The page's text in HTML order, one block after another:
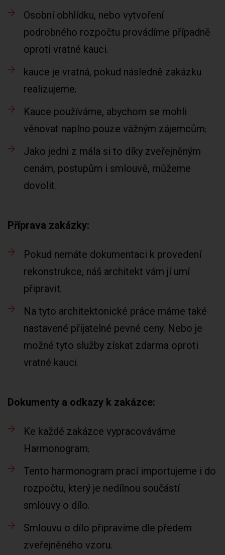
Osobní obhlídku, nebo vytvoření
podrobného rozpočtu provádíme případně
oproti vratné kauci
kauce je vratná, pokud následně zakázku
realizujeme
Kauce používáme, abychom se mohli
věnovat naplno pouze vážným zájemcům
Jako jedni z mála si to díky zveřejněným
cenám, postupům i smlouvě, můžeme
dovolit
Příprava zakázky:
Pokud nemáte dokumentaci k provedení
rekonstrukce, náš architekt vám jí umí
připravit
Na tyto architektonické práce máme také
nastavené přijatelné pevné ceny. Nebo je
možné tyto služby získat zdarma oproti
vratné kauci
Dokumenty a odkazy k zakázce:
Ke každé zakázce vypracováváme
Harmonogram
Tento harmonogram prací importujeme i do
rozpočtu, který je nedílnou součástí
smlouvy o dílo
Smlouvu o dílo připravíme dle předem
zveřejněného vzoru